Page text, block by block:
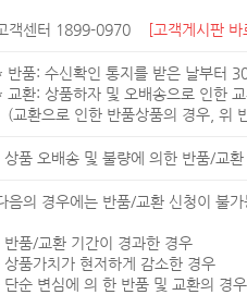
객센터 1899-0970 [고객게시판
반품: 수신확인 통지를 받은 날부터
교환: 상품하자 및 오배송으로 인한
(교환으로 인한 반품상품의 경우, 위
상품 오배송 및 불량에 의한 반품/교
음의 경우에는 반품/교환 신청이 불
반품/교환 기간이 경과한 경우
상품가치가 현저하게 감소한 경우
단순 변심에 의 한 반품 및 교환의 경우